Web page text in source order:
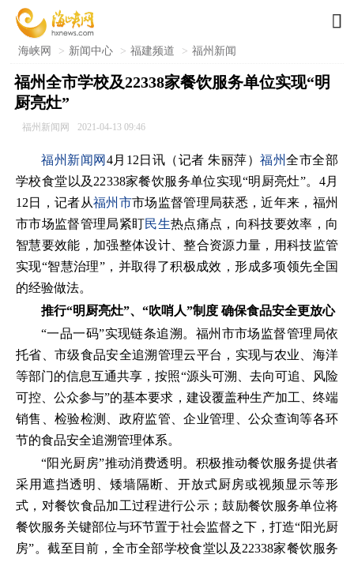

海峡网 > 新闻中心 > 福建频道 > 福州新闻
福州全市学校及22338家餐饮服务单位实现“明
厨亮灶”
福州新闻网 2021-04-13 09:46
福州新闻网 4月12日讯（记者 朱丽萍）福州全市全部
学校食堂以及22338家餐饮服务单位实现“明厨亮灶”。4月
12日，记者从福州市市场监督管理局获悉，近年来，福州
市市场监督管理局紧盯民生热点痛点，向科技要效率，向
智慧要效能，加强整体设计、整合资源力量，用科技监管
实现“智慧治理”，并取得了积极成效，形成多项领先全国
的经验做法。
推行“明厨亮灶”、“吹哨人”制度 确保食品安全更放心
“一品一码”实现链条追溯。福州市市场监督管理局依
托省、市级食品安全追溯管理云平台，实现与农业、海洋
等部门的信息互通共享，按照“源头可溯、去向可追、风险
可控、公众参与”的基本要求，建设覆盖种生产加工、终端
销售、检验检测、政府监管、企业管理、公众查询等各环
节的食品安全追溯管理体系。
“阳光厨房”推动消费透明。积极推动餐饮服务提供者
采用遮挡透明、矮墙隔断、开放式厨房或视频显示等形
式，对餐饮食品加工过程进行公示；鼓励餐饮服务单位将
餐饮服务关键部位与环节置于社会监督之下，打造“阳光厨
房”。截至目前，全市全部学校食堂以及22338家餐饮服务